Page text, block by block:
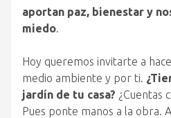
aportan paz, bienestar y
miedo.
Hoy queremos invitarte a
medio ambiente y por ti.
jardín de tu casa? ¿Cuentas
Pues ponte manos a la obra.